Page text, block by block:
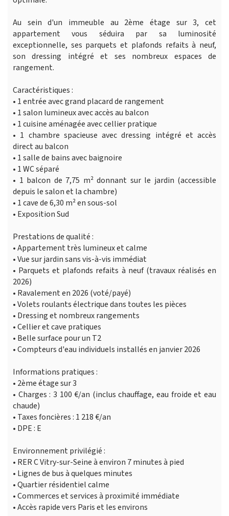
Au sein d'un immeuble au 2ème étage sur 3, cet
appartement vous séduira par sa luminosité
exceptionnelle, ses parquets et plafonds refaits à neuf,
son dressing intégré et ses nombreux espaces de
rangement.
Caractéristiques :
• 1 entrée avec grand placard de rangement
• 1 salon lumineux avec accès au balcon
• 1 cuisine aménagée avec cellier pratique
• 1 chambre spacieuse avec dressing intégré et accès
direct au balcon
• 1 salle de bains avec baignoire
• 1 WC séparé
• 1 balcon de 7,75 m² donnant sur le jardin (accessible
depuis le salon et la chambre)
• 1 cave de 6,30 m² en sous-sol
• Exposition Sud
Prestations de qualité :
• Appartement très lumineux et calme
• Vue sur jardin sans vis-à-vis immédiat
• Parquets et plafonds refaits à neuf (travaux réalisés en
2026)
• Ravalement en 2026 (voté/payé)
• Volets roulants électrique dans toutes les pièces
• Dressing et nombreux rangements
• Cellier et cave pratiques
• Belle surface pour un T2
• Compteurs d'eau individuels installés en janvier 2026
Informations pratiques :
• 2ème étage sur 3
• Charges : 3 100 €/an (inclus chauffage, eau froide et eau
chaude)
• Taxes foncières : 1 218 €/an
• DPE : E
Environnement privilégié :
• RER C Vitry-sur-Seine à environ 7 minutes à pied
• Lignes de bus à quelques minutes
• Quartier résidentiel calme
• Commerces et services à proximité immédiate
• Accès rapide vers Paris et les environs